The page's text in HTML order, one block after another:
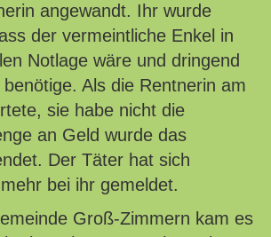
angewandt. Ihr wurde
der vermeintliche Enkel in
Notlage wäre und dringend
Als die Rentnerin am
sie habe nicht die
an Geld wurde das
Der Täter hat sich
bei ihr gemeldet.
Groß-Zimmern kam es